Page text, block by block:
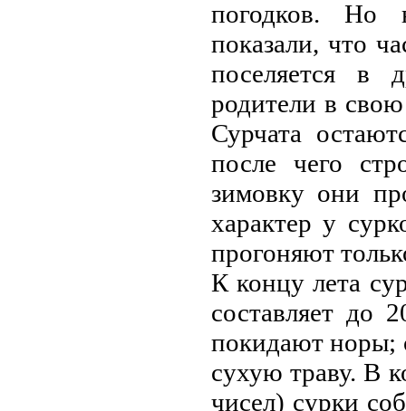
погодков. Но
показали, что
поселяется в
родители в
Сурчата
после чего
зимовку они
характер у
прогоняют
К концу лета
составляет до
покидают норы;
сухую траву. В
чисел) сурки